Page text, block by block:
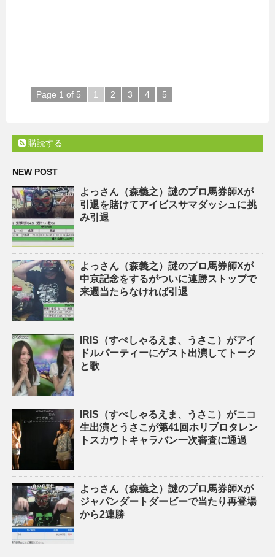
Page 1 of 5 1 2 3 4 5
購読する
NEW POST
よっさん（森義之）謎のプロ馬券師Xが
引退を賭けてアイビスサマダッシュに挑
み引退
よっさん（森義之）謎のプロ馬券師Xが
中京記念をするがついに連勝ストップで
来週当たらなければ引退
IRIS（すぺしゃるえま、うさこ）がアイ
ドルパーティーにゲスト出演してトーク
と歌
IRIS（すぺしゃるえま、うさこ）がニコ
生出演とうさこが第41回ホリプロタレン
トスカウトキャラバン一次審査に通過
よっさん（森義之）謎のプロ馬券師Xが
ジャパンダートダービーで当たり再登場
から2連勝